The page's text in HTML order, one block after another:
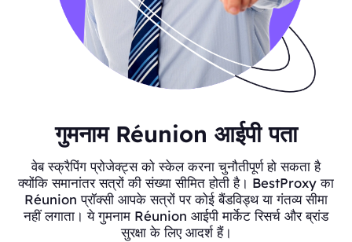
गुमनाम Réunion आईपी पता
वेब स्क्रैपिंग प्रोजेक्ट्स को स्केल करना चुनौतीपूर्ण हो सकता है
क्योंकि समानांतर सत्रों की संख्या सीमित होती है। BestProxy का
Réunion प्रॉक्सी आपके सत्रों पर कोई बैंडविड्थ या गंतव्य सीमा
नहीं लगाता। ये गुमनाम Réunion आईपी मार्केट रिसर्च और ब्रांड
सुरक्षा के लिए आदर्श हैं।